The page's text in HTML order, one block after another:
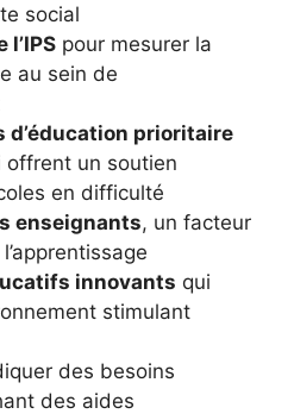
social
l’IPS pour mesurer la
au sein de
prioritaire
offrent un soutien
en difficulté
enseignants, un facteur
innovants qui
stimulant
des besoins
des aides